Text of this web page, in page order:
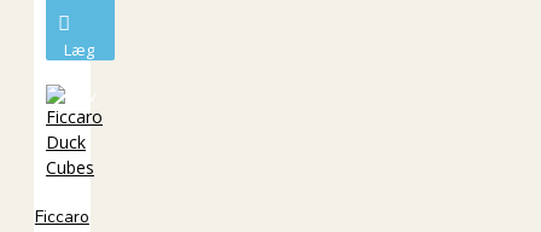
Læg
kurv
Ficcaro